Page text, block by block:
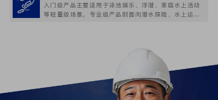
入门级产品主要适用于泳池娱乐、浮潜、家庭水上活动
等轻量级场景，专业级产品则面向潜水探险、水上运